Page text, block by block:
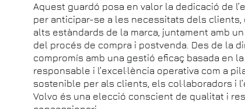
Aquest guardó posa en valor la dedicació de
per anticipar-se a les necessitats dels
alts estàndards de la marca, juntament amb
del procés de compra i postvenda. Des de la
compromís amb una gestió eficaç basada en
responsable i l’excel·lència operativa com a
sostenible per als clients, els col·laboradors i
Volvo és una elecció conscient de qualitat i